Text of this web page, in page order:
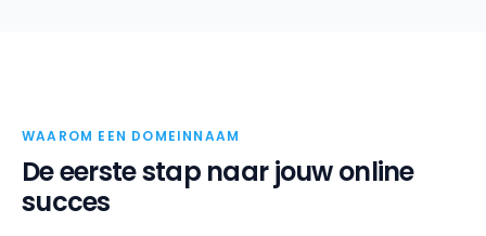
WAAROM EEN DOMEINNAAM
De eerste stap naar jouw online
succes